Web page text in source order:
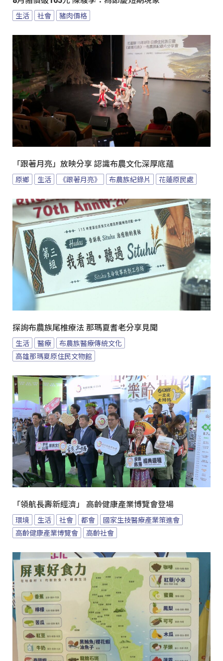
生活 社會 豬肉價格
「跟著月亮」放映分享 認識布農文化深厚底蘊
原鄉 生活 《跟著月亮》 布農族紀錄片 花蓮原民處
探詢布農族尾椎療法 那瑪夏耆老分享見聞
生活 醫療
布農族醫療傳統文化
高雄那瑪夏原住民文物館
「領航長壽新經濟」 高齡健康產業博覽會登場
環境 生活 社會 都會
國家生技醫療產業策進會
高齡健康產業博覽會
高齡社會